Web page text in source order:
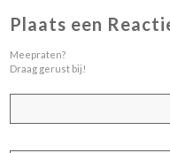
Plaats een
Meepraten?
Draag gerust bij!